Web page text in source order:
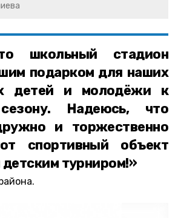
школьный стадион
подарком для наших
детей и молодёжи к
Надеюсь, что
и торжественно
спортивный объект
турниром!»